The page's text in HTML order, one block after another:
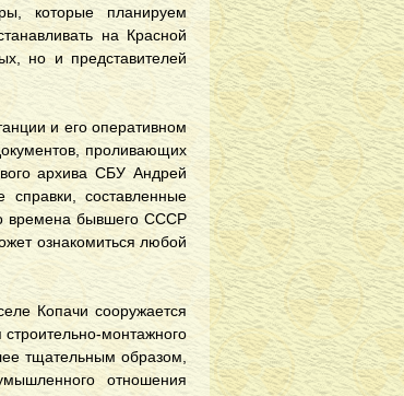
которые планируем
на Красной
но и представителей
и его оперативном
проливающих
архива СБУ Андрей
составленные
времена бывшего СССР
ознакомиться любой
Копачи сооружается
монтажного
тщательным образом,
отношения